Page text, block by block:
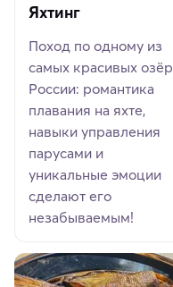
Яхтинг
Поход по одному из
самых красивых озёр
России: романтика
плавания на яхте,
навыки управления
парусами и
уникальные эмоции
сделают его
незабываемым!